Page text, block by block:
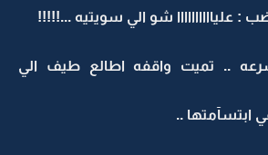
: علياااااااااا شو الي سويتيه ...!!!!!
.. تميت واقفه اطالع طيف الي
ابتسآمتها ..